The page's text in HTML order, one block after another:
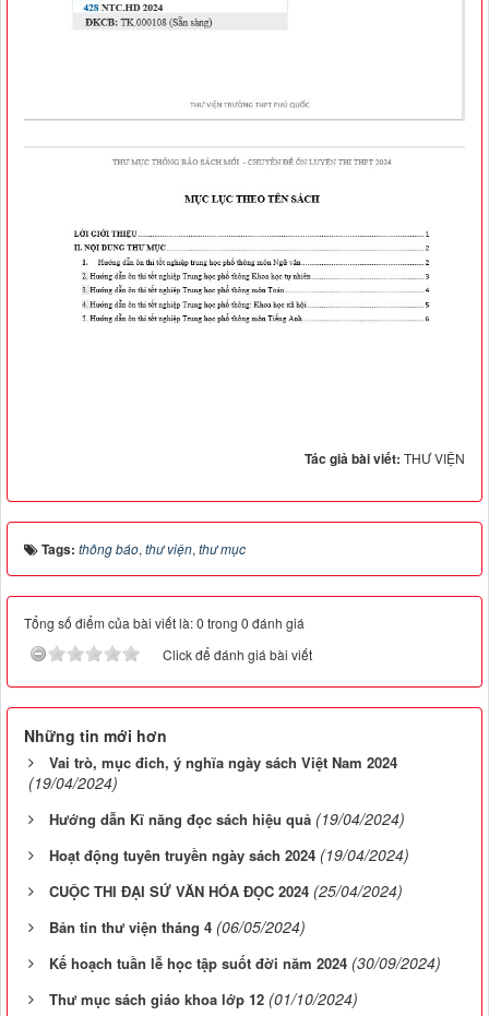
Tác giả bài viết: THƯ VIỆN
Tags: thông báo, thư viện, thư mục
Tổng số điểm của bài viết là: 0 trong 0 đánh giá
Click để đánh giá bài viết
Những tin mới hơn
Vai trò, mục đich, ý nghĩa ngày sách Việt Nam 2024
(19/04/2024)
Hướng dẫn Kĩ năng đọc sách hiệu quả (19/04/2024)
Hoạt động tuyên truyền ngày sách 2024 (19/04/2024)
CUỘC THI ĐẠI SỨ VĂN HÓA ĐỌC 2024 (25/04/2024)
Bản tin thư viện tháng 4 (06/05/2024)
Kế hoạch tuần lễ học tập suốt đời năm 2024 (30/09/2024)
Thư mục sách giáo khoa lớp 12 (01/10/2024)